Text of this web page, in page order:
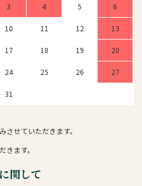
3 4 5 6
10 11 12 13
17 18 19 20
24 25 26 27
31
させていただきます。
ます。
関して